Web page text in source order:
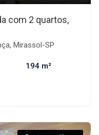
com 2 quartos,
Mirassol-SP
194 m²